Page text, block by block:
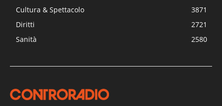
Cultura & Spettacolo
3871
Diritti
2721
Sanità
2580